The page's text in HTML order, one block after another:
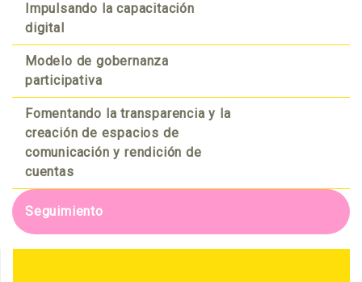
Impulsando la capacitación
digital
Modelo de gobernanza
participativa
Fomentando la transparencia y la
creación de espacios de
comunicación y rendición de
cuentas
Seguimiento